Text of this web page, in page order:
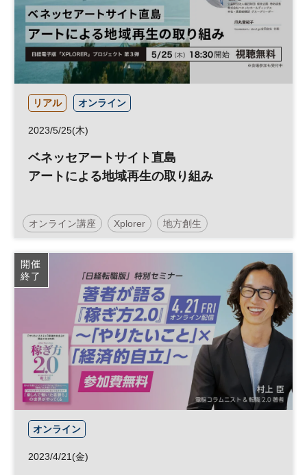
リアル オンライン
2023/5/25(木)
ベネッセアートサイト直島
アートによる地域再生の取り組み
オンライン講座 Xplorer 地方創生
イノベーション 事業承継 リーダーシップ
経営者 参加無料
開催
終了
オンライン
2023/4/21(金)